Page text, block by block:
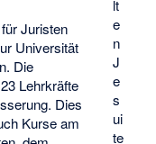
lt
e
n
J
e
s
ui
te
Juristen
Universität
Die
Lehrkräfte
Dies
Kurse am